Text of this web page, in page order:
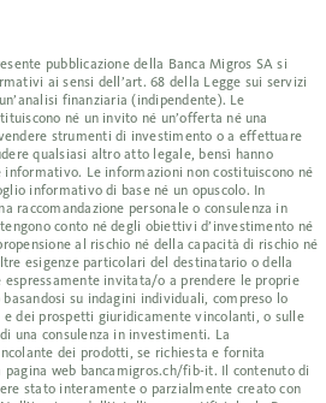
pubblicazione della Banca Migros SA si
ai sensi dell’art. 68 della Legge sui servizi
finanziaria (indipendente). Le
né un invito né un’offerta né una
strumenti di investimento o a effettuare
qualsiasi altro atto legale, bensì hanno
Le informazioni non costituiscono né
informativo di base né un opuscolo. In
raccomandazione personale o consulenza in
conto né degli obiettivi d’investimento né
al rischio né della capacità di rischio né
esigenze particolari del destinatario o della
invitata/o a prendere le proprie
su indagini individuali, compreso lo
dei prospetti giuridicamente vincolanti, o sulle
una consulenza in investimenti. La
dei prodotti, se richiesta e fornita
web bancamigros.ch/fib-it. Il contenuto di
stato interamente o parzialmente creato con